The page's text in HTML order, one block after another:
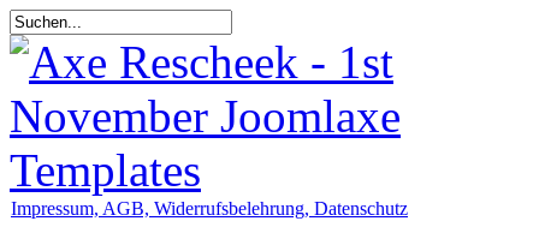
Impressum, AGB, Widerrufsbelehrung, Datenschutz